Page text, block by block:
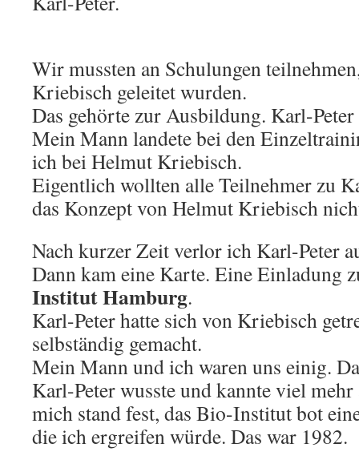
Wir mussten an Schulungen
Kriebisch geleitet wurden.
Das gehörte zur Ausbildung. Karl-
Mein Mann landete bei den
ich bei Helmut Kriebisch.
Eigentlich wollten alle Teilnehmer zu
das Konzept von Helmut Kriebisch
Nach kurzer Zeit verlor ich Karl-Peter
Dann kam eine Karte. Eine Einladung
Institut Hamburg.
Karl-Peter hatte sich von Kriebisch
selbständig gemacht.
Mein Mann und ich waren uns einig.
Karl-Peter wusste und kannte viel
mich stand fest, das Bio-Institut bot
die ich ergreifen würde. Das war 1982.